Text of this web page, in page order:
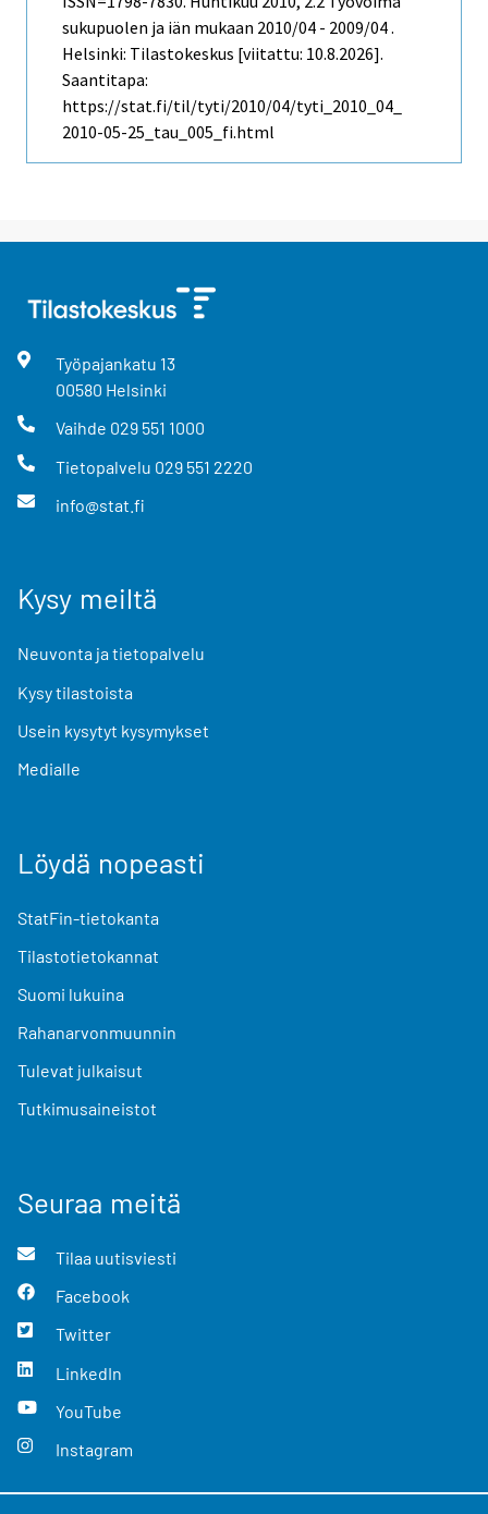
sukupuolen ja iän mukaan 2010/04 - 2009/04 .
Helsinki: Tilastokeskus [viitattu: 10.8.2026].
Saantitapa:
https://stat.fi/til/tyti/2010/04/tyti_2010_04_
2010-05-25_tau_005_fi.html
Työpajankatu 13
00580 Helsinki
Vaihde 029 551 1000
Tietopalvelu 029 551 2220
info@stat.fi
Kysy meiltä
Neuvonta ja tietopalvelu
Kysy tilastoista
Usein kysytyt kysymykset
Medialle
Löydä nopeasti
StatFin-tietokanta
Tilastotietokannat
Suomi lukuina
Rahanarvonmuunnin
Tulevat julkaisut
Tutkimusaineistot
Seuraa meitä
Tilaa uutisviesti
Facebook
Twitter
LinkedIn
YouTube
Instagram